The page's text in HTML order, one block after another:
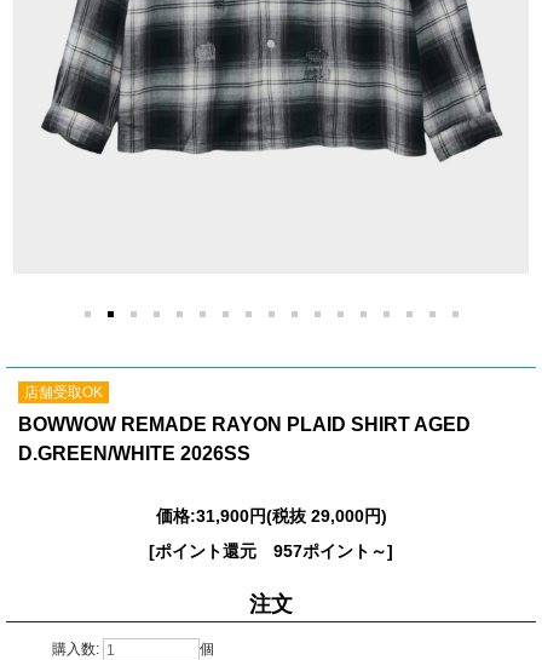
店舗受取OK
BOWWOW REMADE RAYON PLAID SHIRT AGED
D.GREEN/WHITE 2026SS
価格:31,900円(税抜 29,000円)
[ポイント還元 957ポイント～]
注文
購入数: 個